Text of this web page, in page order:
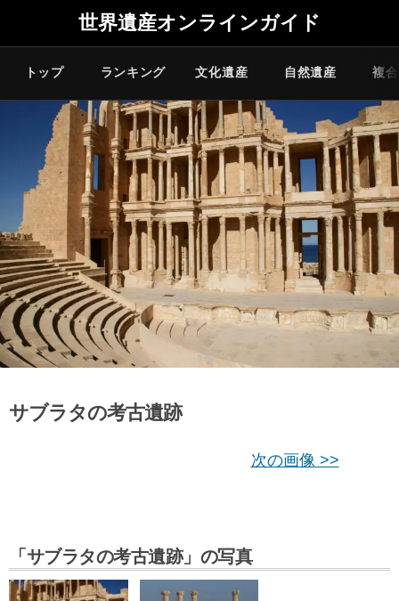
世界遺産オンラインガイド
トップ ランキング 文化遺産 自然遺産 複
サブラタの考古遺跡
次の画像 >>
「サブラタの考古遺跡」の写真